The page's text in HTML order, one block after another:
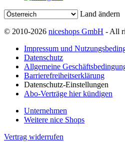
Land ändern
© 2010-2026 niceshops GmbH - All
Impressum und
Datenschutz
Allgemeine
Barrierefreiheitserklärung
Datenschutz-Einstellungen
Abo-Verträge hier kündigen
Unternehmen
Weitere nice Shops
Vertrag widerrufen